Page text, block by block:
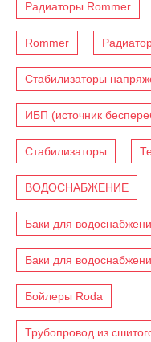
Радиаторы Rommer
Rommer
Стабилизаторы
ИБП (источник
Стабилизаторы
ВОДОСНАБЖЕНИЕ
Баки для
Баки для
Бойлеры Roda
Трубопровод из